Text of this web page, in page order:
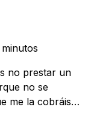
no prestar un
no se
me la cobráis…